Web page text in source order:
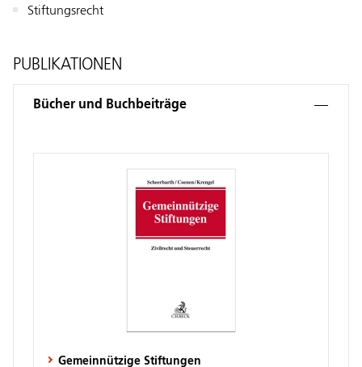
Stiftungsrecht
PUBLIKATIONEN
Bücher und Buchbeiträge
Gemeinnützige Stiftungen